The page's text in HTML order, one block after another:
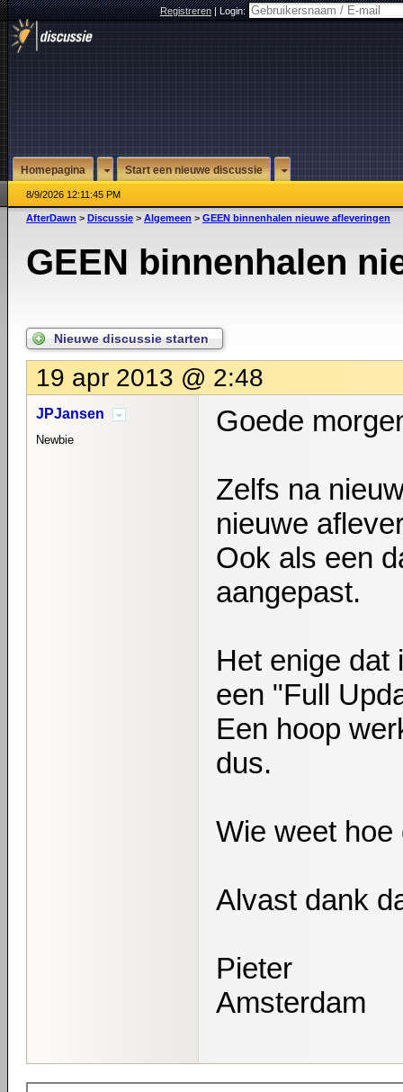
Registreren|Login:
Homepagina Start een nieuwe discussie
8/9/2026 12:11:45 PM
AfterDawn > Discussie > Algemeen > GEEN binnenhalen nieuwe afleveringen
GEEN binnenhalen
Nieuwe discussie starten
19 apr 2013 @ 2:48
JPJansen
Newbie
Goede
Zelfs na
nieuwe
Ook als een
aangepast.
Het enige dat
een "Full
Een hoop
dus.
Wie weet
Alvast dank
Pieter
Amsterdam